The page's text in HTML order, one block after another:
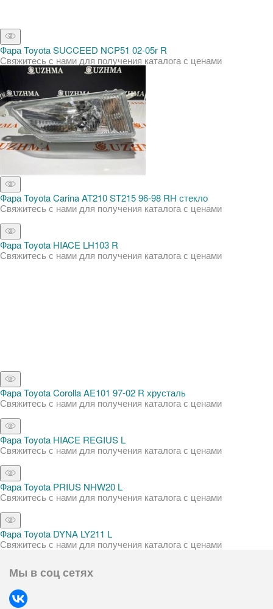
Фара Toyota SUCCEED NCP51 02-05г R
Свяжитесь с нами для получения каталога с ценами
Фара Toyota Carina AT210 ST215 96-98 RH стекло
Свяжитесь с нами для получения каталога с ценами
Фара Toyota HIACE LH103 R
Свяжитесь с нами для получения каталога с ценами
Фара Toyota Corolla AE101 97-02 R хрусталь
Свяжитесь с нами для получения каталога с ценами
Фара Toyota HIACE REGIUS L
Свяжитесь с нами для получения каталога с ценами
Фара Toyota PRIUS NHW20 L
Свяжитесь с нами для получения каталога с ценами
Фара Toyota DYNA LY211 L
Свяжитесь с нами для получения каталога с ценами
Мы в соц сетях